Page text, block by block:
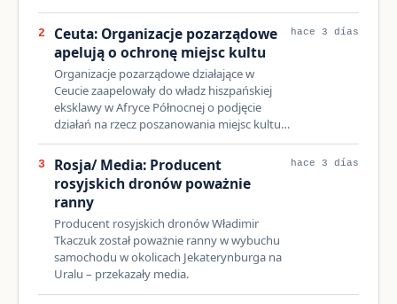
2
Ceuta: Organizacje pozarządowe
apelują o ochronę miejsc kultu
Organizacje pozarządowe działające w
Ceucie zaapelowały do władz hiszpańskiej
eksklawy w Afryce Północnej o podjęcie
działań na rzecz poszanowania miejsc kultu…
hace 3 días
3
Rosja/ Media: Producent
rosyjskich dronów poważnie
ranny
Producent rosyjskich dronów Władimir
Tkaczuk został poważnie ranny w wybuchu
samochodu w okolicach Jekaterynburga na
Uralu – przekazały media.
hace 3 días